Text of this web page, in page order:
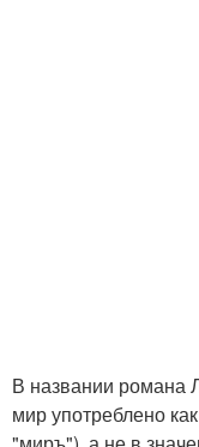
В названии романа
мир употреблено